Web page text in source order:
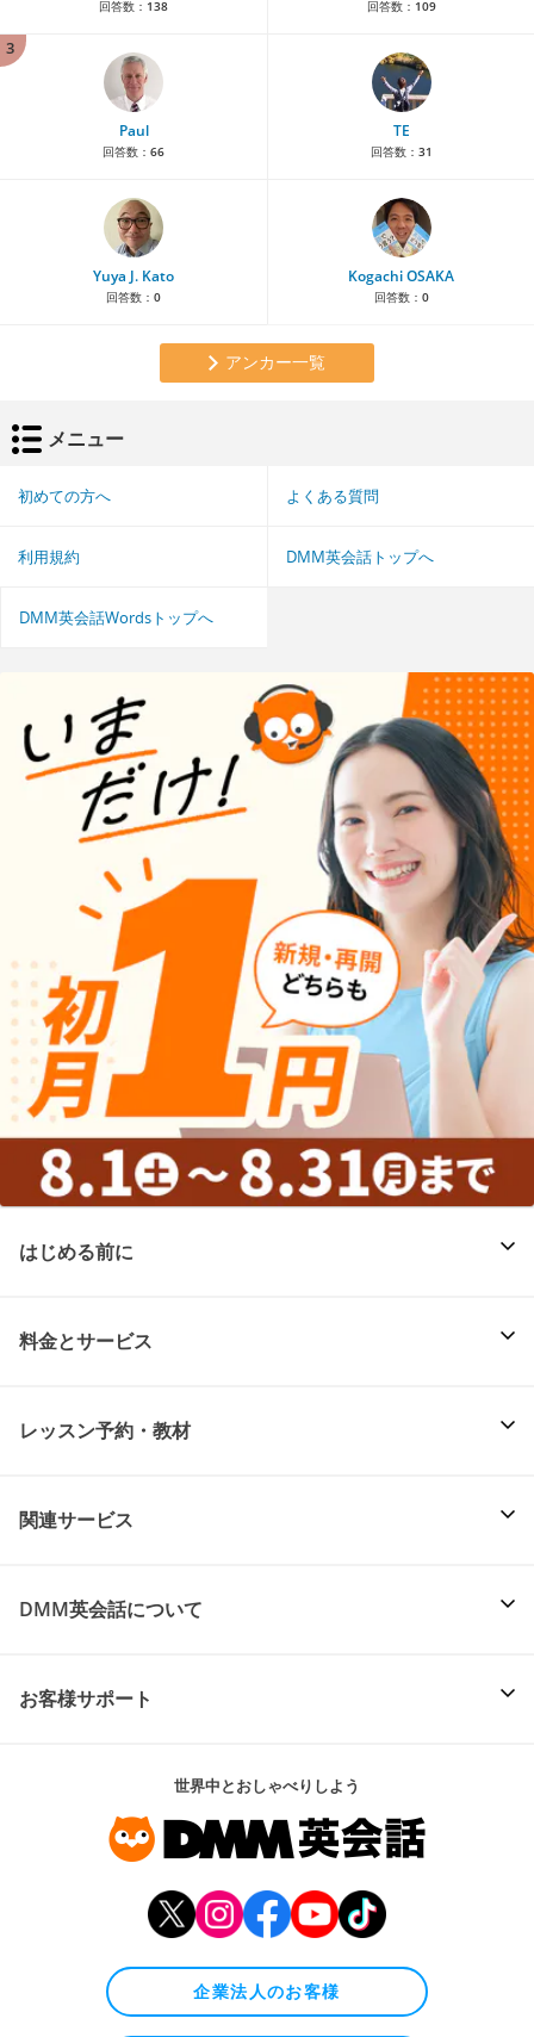
回答数： 138 回答数： 109
3
Paul
回答数： 66
TE
回答数： 31
Yuya J. Kato
回答数： 0
Kogachi OSAKA
回答数： 0
アンカー一覧
メニュー
初めての方へ よくある質問
利用規約 DMM英会話トップへ
DMM英会話Wordsトップへ
はじめる前に
料金とサービス
レッスン予約・教材
関連サービス
DMM英会話について
お客様サポート
世界中とおしゃべりしよう
企業法人のお客様